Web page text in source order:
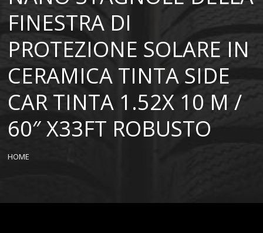
FINESTRA DI
PROTEZIONE SOLARE IN
CERAMICA TINTA SIDE
CAR TINTA 1.52X 10 M /
60″ X33FT ROBUSTO
HOME